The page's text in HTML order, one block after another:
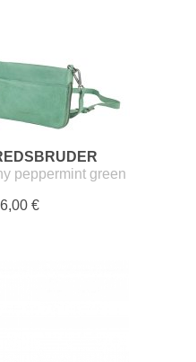
peppermint green
€